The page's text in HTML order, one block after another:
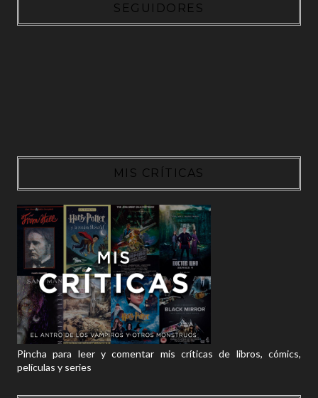
SEGUIDORES
MIS CRÍTICAS
Pincha para leer y comentar mis críticas de libros, cómics,
películas y series